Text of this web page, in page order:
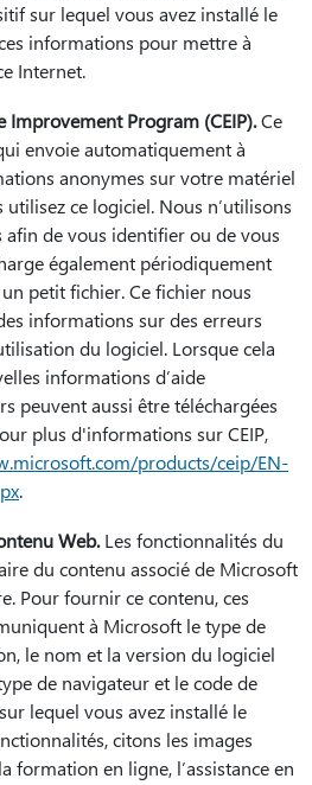
sur lequel vous avez installé le
informations pour mettre à
Internet.
Improvement Program (CEIP).Ce
envoie automatiquement à
anonymes sur votre matériel
ce logiciel. Nous n’utilisons
afin de vous identifier ou de vous
également périodiquement
petit fichier. Ce fichier nous
informations sur des erreurs
du logiciel. Lorsque cela
informations d’aide
peuvent aussi être téléchargées
plus d'informations sur CEIP,
products/ceip/EN-
.
Web.Les fonctionnalités du
du contenu associé de Microsoft
Pour fournir ce contenu, ces
à Microsoft le type de
le nom et la version du logiciel
de navigateur et le code de
lequel vous avez installé le
citons les images
formation en ligne, l’assistance en